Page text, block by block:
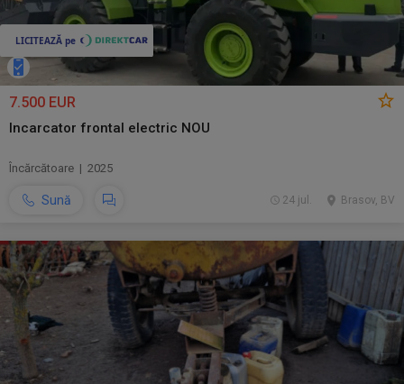
7.500 EUR
Incarcator frontal electric NOU
Încărcătoare | 2025
Sună Brasov, BV
24 jul.